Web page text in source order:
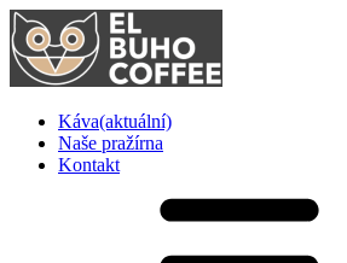
Káva(aktuální)
Naše pražírna
Kontakt